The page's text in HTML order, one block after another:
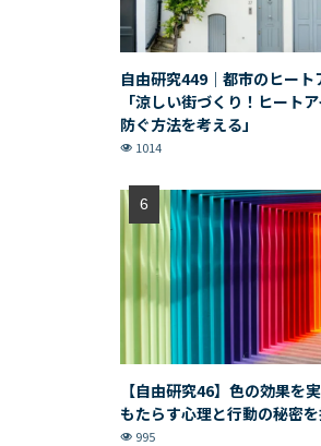
自由研究449｜都市のヒート
「涼しい街づくり！ヒート
防ぐ方法を考える」
1014
【自由研究46】色の効果を
もたらす心理と行動の秘密
995